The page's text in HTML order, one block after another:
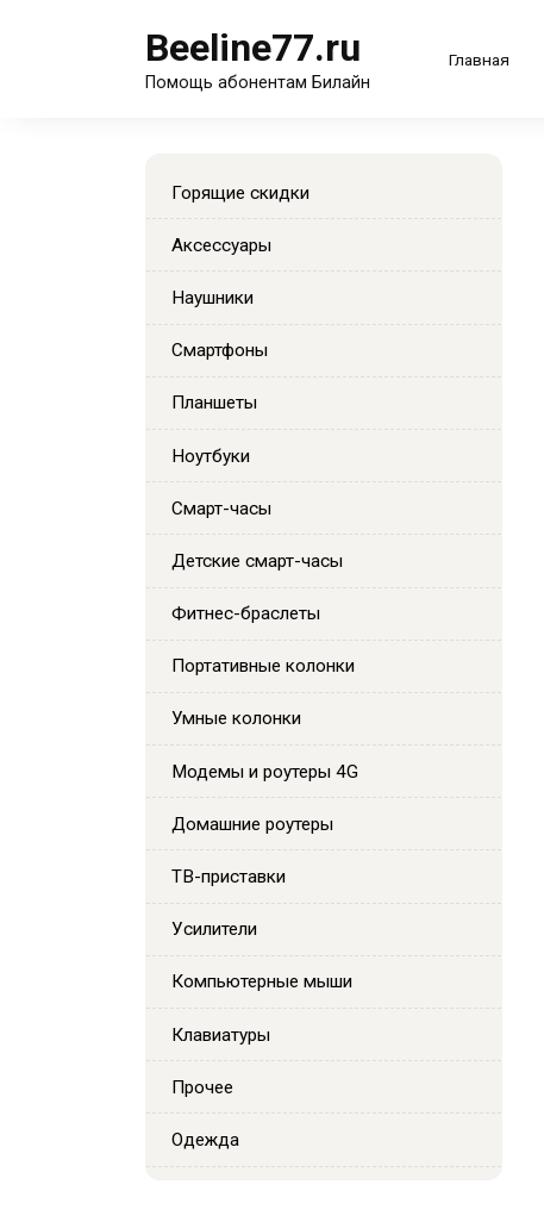
Beeline77.ru
Помощь абонентам Билайн
Главная
Горящие скидки
Аксессуары
Наушники
Смартфоны
Планшеты
Ноутбуки
Смарт-часы
Детские смарт-часы
Фитнес-браслеты
Портативные колонки
Умные колонки
Модемы и роутеры 4G
Домашние роутеры
ТВ-приставки
Усилители
Компьютерные мыши
Клавиатуры
Прочее
Одежда